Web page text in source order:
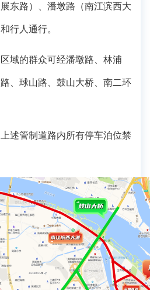
东路）、潘墩路（南江滨西大
行人通行。
域的群众可经潘墩路、林浦
、球山路、鼓山大桥、南二环
述管制道路内所有停车泊位禁